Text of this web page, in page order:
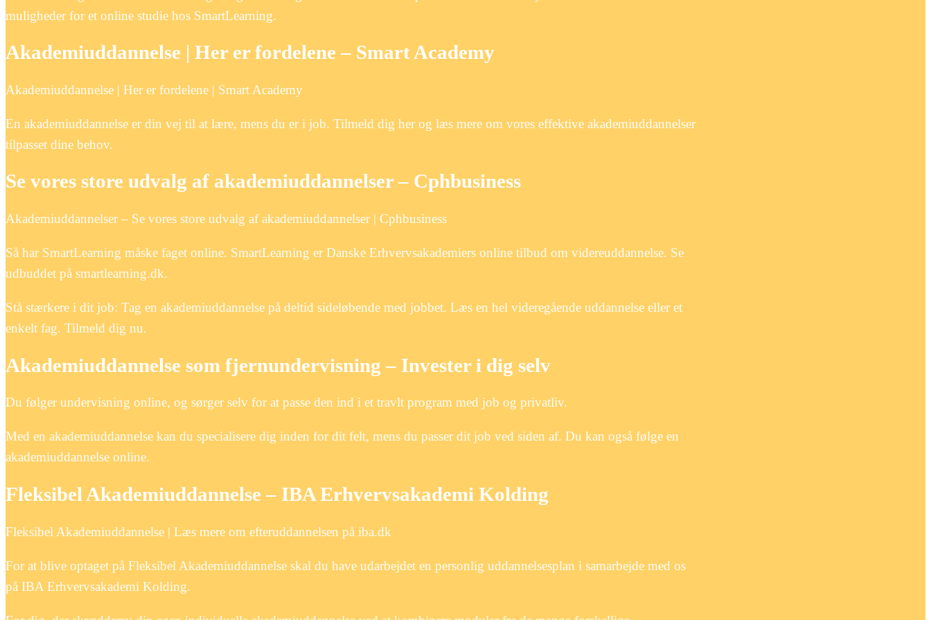
muligheder for et online studie hos SmartLearning.
Akademiuddannelse | Her er fordelene – Smart Academy
Akademiuddannelse | Her er fordelene | Smart Academy
En akademiuddannelse er din vej til at lære, mens du er i job. Tilmeld dig her og læs mere om vores effektive akademiuddannelser
tilpasset dine behov.
Se vores store udvalg af akademiuddannelser – Cphbusiness
Akademiuddannelser – Se vores store udvalg af akademiuddannelser | Cphbusiness
Så har SmartLearning måske faget online. SmartLearning er Danske Erhvervsakademiers online tilbud om videreuddannelse. Se
udbuddet på smartlearning.dk.
Stå stærkere i dit job: Tag en akademiuddannelse på deltid sideløbende med jobbet. Læs en hel videregående uddannelse eller et
enkelt fag. Tilmeld dig nu.
Akademiuddannelse som fjernundervisning – Invester i dig selv
Du følger undervisning online, og sørger selv for at passe den ind i et travlt program med job og privatliv.
Med en akademiuddannelse kan du specialisere dig inden for dit felt, mens du passer dit job ved siden af. Du kan også følge en
akademiuddannelse online.
Fleksibel Akademiuddannelse – IBA Erhvervsakademi Kolding
Fleksibel Akademiuddannelse | Læs mere om efteruddannelsen på iba.dk
For at blive optaget på Fleksibel Akademiuddannelse skal du have udarbejdet en personlig uddannelsesplan i samarbejde med os
på IBA Erhvervsakademi Kolding.